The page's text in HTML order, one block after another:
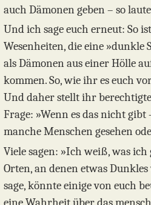
auch Dämonen geben – so
Und ich sage euch erneut: So
Wesenheiten, die eine »dunkle
als Dämonen aus einer Hölle
kommen. So, wie ihr es euch
Und daher stellt ihr
Frage: »Wenn es das nicht gibt
manche Menschen gesehen
Viele sagen: »Ich weiß, was
Orten, an denen etwas
sage, könnte einige von euch